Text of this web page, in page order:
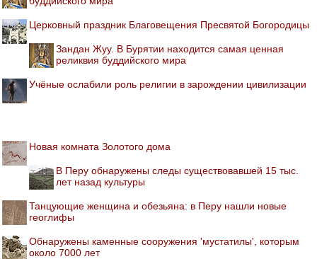
Церковный праздник Благовещения Пресвятой Богородицы
Зандан Жуу. В Бурятии находится самая ценная
реликвия буддийского мира
Учёные ослабили роль религии в зарождении цивилизации
Новая комната Золотого дома
В Перу обнаружены следы существовавшей 15 тыс.
лет назад культуры
Танцующие женщина и обезьяна: в Перу нашли новые
геоглифы
Обнаружены каменные сооружения 'мустатилы', которым
около 7000 лет